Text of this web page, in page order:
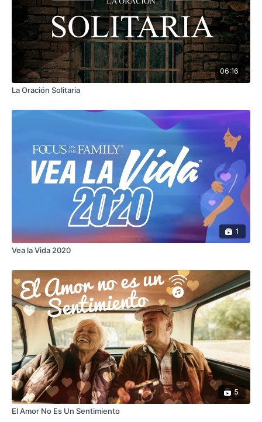
06:16
La Oración Solitaria
1
Vea la Vida 2020
5
El Amor No Es Un Sentimiento